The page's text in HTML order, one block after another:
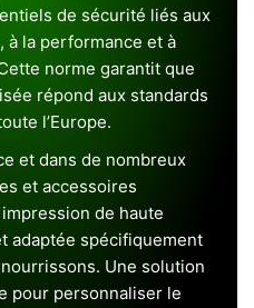
de sécurité liés aux
à la performance et à
norme garantit que
répond aux standards
l’Europe.
et dans de nombreux
et accessoires
de haute
adaptée spécifiquement
Une solution
pour personnaliser le